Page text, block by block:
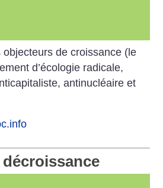
de croissance (le
d’écologie radicale,
antinucléaire et